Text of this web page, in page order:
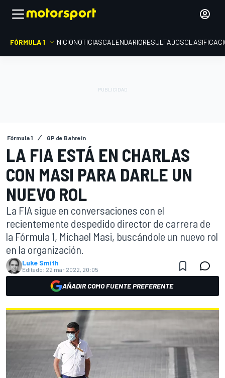
FÓRMULA 1 INICIONOTICIASCALENDARIORESULTADOS
Fórmula 1 GP de Bahrein
LA FIA ESTÁ EN CHARLAS
CON MASI PARA DARLE UN
NUEVO ROL
La FIA sigue en conversaciones con el
recientemente despedido director de carrera de
la Fórmula 1, Michael Masi, buscándole un nuevo rol
en la organización.
Luke Smith
Editado: 22 mar 2022, 20:05
AÑADIR COMO FUENTE PREFERENTE